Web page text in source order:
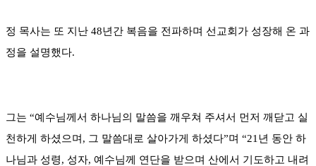
정 목사는 또 지난 48년간 복음을 전파하며 선교회가 성장해 온 과
정을 설명했다.
그는 “예수님께서 하나님의 말씀을 깨우쳐 주셔서 먼저 깨닫고 실
천하게 하셨으며, 그 말씀대로 살아가게 하셨다”며 “21년 동안 하
나님과 성령, 성자, 예수님께 연단을 받으며 산에서 기도하고 내려